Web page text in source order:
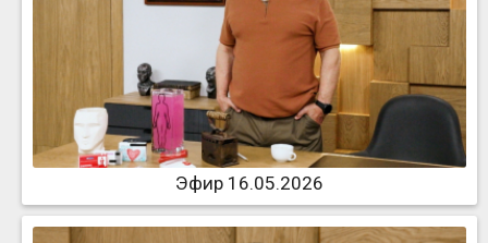
Эфир 16.05.2026